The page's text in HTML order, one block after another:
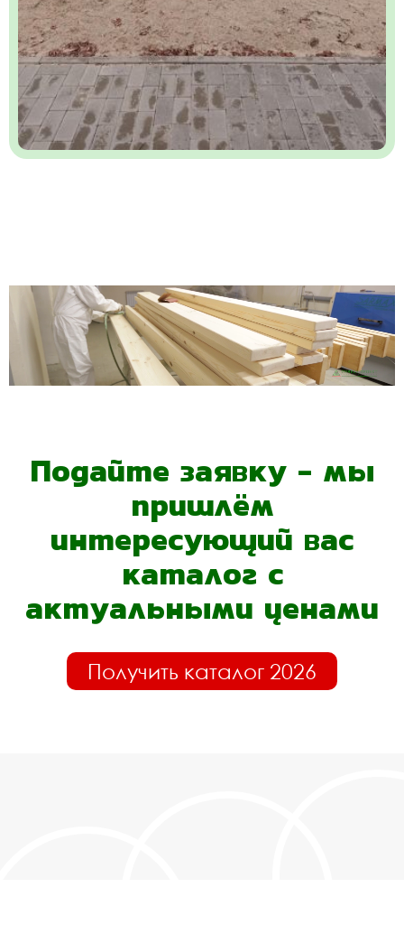
Подайте заявку - мы
пришлём
интересующий вас
каталог с
актуальными ценами
Получить каталог 2026